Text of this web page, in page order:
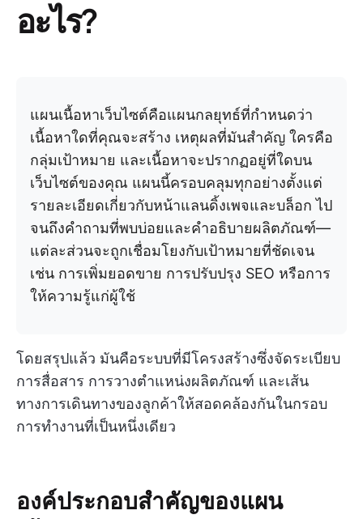
อะไร?
แผนเนื้อหาเว็บไซต์คือแผนกลยุทธ์ที่กำหนดว่า
เนื้อหาใดที่คุณจะสร้าง เหตุผลที่มันสำคัญ ใครคือ
กลุ่มเป้าหมาย และเนื้อหาจะปรากฏอยู่ที่ใดบน
เว็บไซต์ของคุณ แผนนี้ครอบคลุมทุกอย่างตั้งแต่
รายละเอียดเกี่ยวกับหน้าแลนดิ้งเพจและบล็อก ไป
จนถึงคำถามที่พบบ่อยและคำอธิบายผลิตภัณฑ์—
แต่ละส่วนจะถูกเชื่อมโยงกับเป้าหมายที่ชัดเจน
เช่น การเพิ่มยอดขาย การปรับปรุง SEO หรือการ
ให้ความรู้แก่ผู้ใช้
โดยสรุปแล้ว มันคือระบบที่มีโครงสร้างซึ่งจัดระเบียบ
การสื่อสาร การวางตำแหน่งผลิตภัณฑ์ และเส้น
ทางการเดินทางของลูกค้าให้สอดคล้องกันในกรอบ
การทำงานที่เป็นหนึ่งเดียว
องค์ประกอบสำคัญของแผน